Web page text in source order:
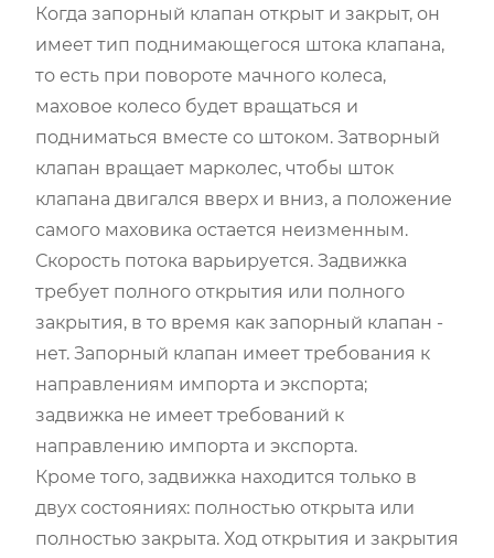
Когда запорный клапан открыт и закрыт, он
имеет тип поднимающегося штока клапана,
то есть при повороте мачного колеса,
маховое колесо будет вращаться и
подниматься вместе со штоком. Затворный
клапан вращает марколес, чтобы шток
клапана двигался вверх и вниз, а положение
самого маховика остается неизменным.
Скорость потока варьируется. Задвижка
требует полного открытия или полного
закрытия, в то время как запорный клапан -
нет. Запорный клапан имеет требования к
направлениям импорта и экспорта;
задвижка не имеет требований к
направлению импорта и экспорта.
Кроме того, задвижка находится только в
двух состояниях: полностью открыта или
полностью закрыта. Ход открытия и закрытия